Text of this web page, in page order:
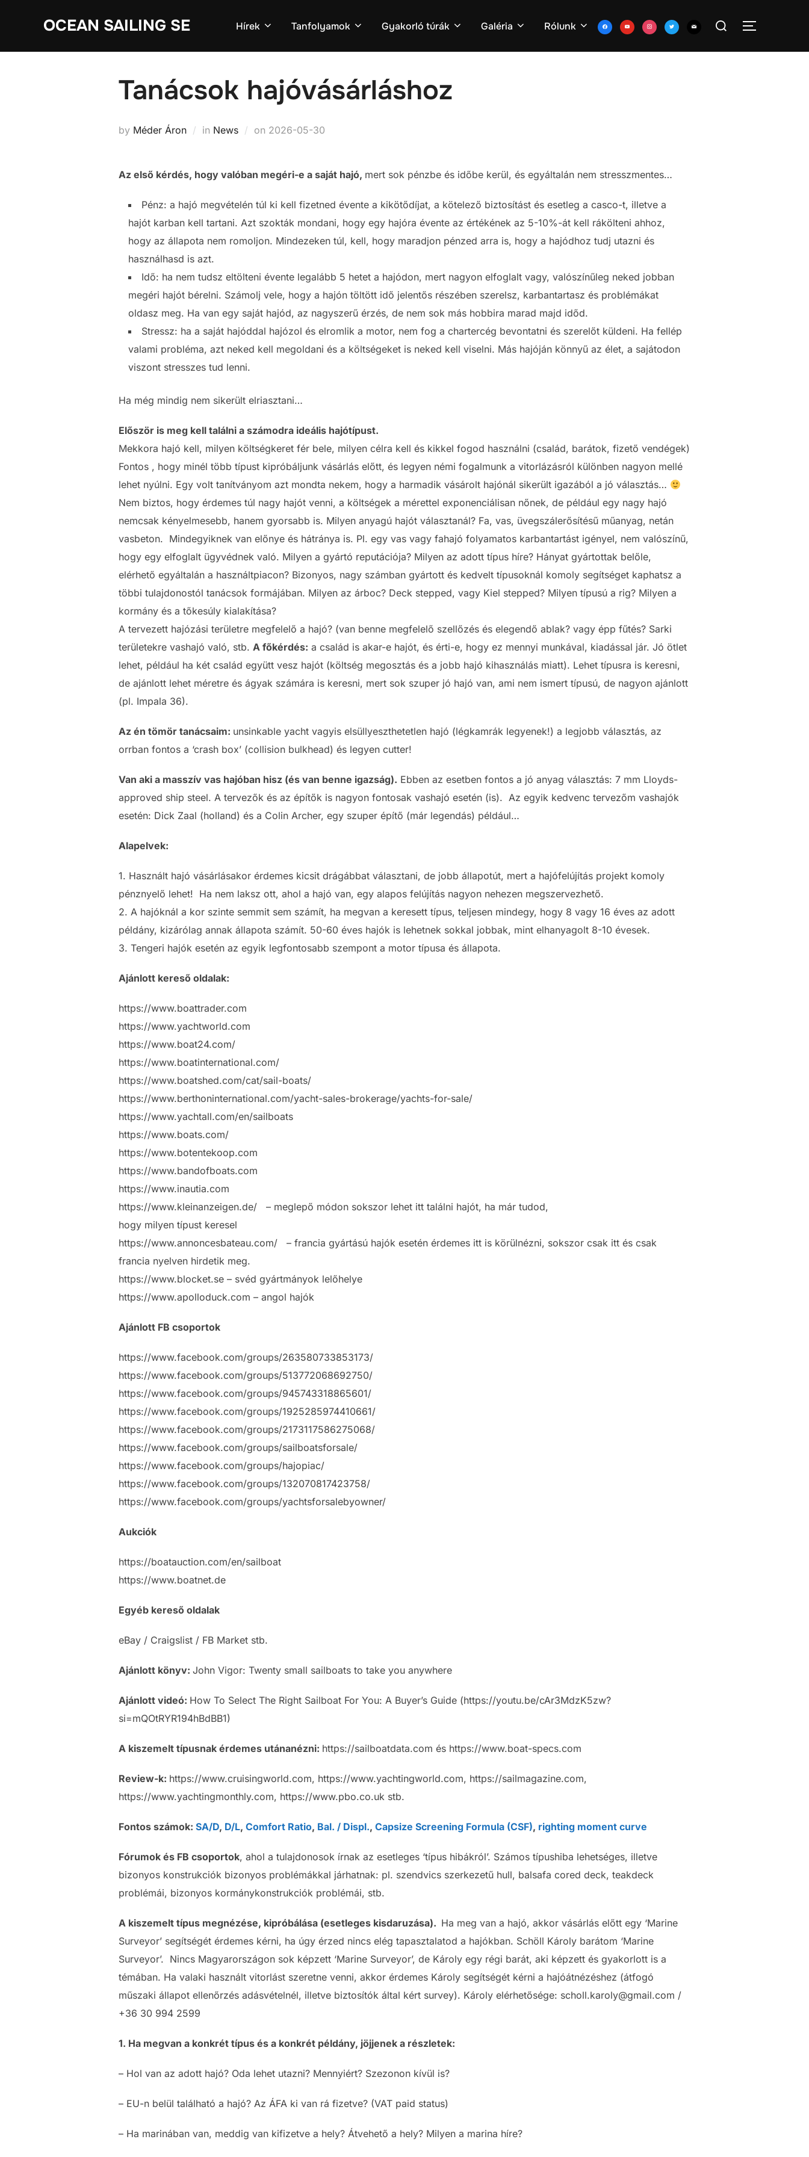
OCEAN SAILING SE Hírek Tanfolyamok Gyakorló túrák Galéria Rólunk facebookyoutubeinstagram
twittermail
Search
TOGGLE
Tanácsok hajóvásárláshoz
by Méder Áron in News on Posted
2026-05-30
Az első kérdés, hogy valóban megéri-e a saját hajó, mert sok pénzbe és időbe kerül, és egyáltalán nem stresszmentes…
Pénz: a hajó megvételén túl ki kell fizetned évente a kikötődíjat, a kötelező biztosítást és esetleg a casco-t, illetve a
hajót karban kell tartani. Azt szokták mondani, hogy egy hajóra évente az értékének az 5-10%-át kell rákölteni ahhoz,
hogy az állapota nem romoljon. Mindezeken túl, kell, hogy maradjon pénzed arra is, hogy a hajódhoz tudj utazni és
használhasd is azt.
Idő: ha nem tudsz eltölteni évente legalább 5 hetet a hajódon, mert nagyon elfoglalt vagy, valószínűleg neked jobban
megéri hajót bérelni. Számolj vele, hogy a hajón töltött idő jelentős részében szerelsz, karbantartasz és problémákat
oldasz meg. Ha van egy saját hajód, az nagyszerű érzés, de nem sok más hobbira marad majd időd.
Stressz: ha a saját hajóddal hajózol és elromlik a motor, nem fog a chartercég bevontatni és szerelőt küldeni. Ha fellép
valami probléma, azt neked kell megoldani és a költségeket is neked kell viselni. Más hajóján könnyű az élet, a sajátodon
viszont stresszes tud lenni.
Ha még mindig nem sikerült elriasztani…
Először is meg kell találni a számodra ideális hajótípust.
Mekkora hajó kell, milyen költségkeret fér bele, milyen célra kell és kikkel fogod használni (család, barátok, fizető vendégek)
Fontos , hogy minél több típust kipróbáljunk vásárlás előtt, és legyen némi fogalmunk a vitorlázásról különben nagyon mellé
lehet nyúlni. Egy volt tanítványom azt mondta nekem, hogy a harmadik vásárolt hajónál sikerült igazából a jó választás…
Nem biztos, hogy érdemes túl nagy hajót venni, a költségek a mérettel exponenciálisan nőnek, de például egy nagy hajó
nemcsak kényelmesebb, hanem gyorsabb is. Milyen anyagú hajót választanál? Fa, vas, üvegszálerősítésű műanyag, netán
vasbeton. Mindegyiknek van előnye és hátránya is. Pl. egy vas vagy fahajó folyamatos karbantartást igényel, nem valószínű,
hogy egy elfoglalt ügyvédnek való. Milyen a gyártó reputációja? Milyen az adott típus híre? Hányat gyártottak belőle,
elérhető egyáltalán a használtpiacon? Bizonyos, nagy számban gyártott és kedvelt típusoknál komoly segítséget kaphatsz a
többi tulajdonostól tanácsok formájában. Milyen az árboc? Deck stepped, vagy Kiel stepped? Milyen típusú a rig? Milyen a
kormány és a tőkesúly kialakítása?
A tervezett hajózási területre megfelelő a hajó? (van benne megfelelő szellőzés és elegendő ablak? vagy épp fűtés? Sarki
területekre vashajó való, stb. A főkérdés: a család is akar-e hajót, és érti-e, hogy ez mennyi munkával, kiadással jár. Jó ötlet
lehet, például ha két család együtt vesz hajót (költség megosztás és a jobb hajó kihasználás miatt). Lehet típusra is keresni,
de ajánlott lehet méretre és ágyak számára is keresni, mert sok szuper jó hajó van, ami nem ismert típusú, de nagyon ajánlott
(pl. Impala 36).
Az én tömör tanácsaim: unsinkable yacht vagyis elsüllyeszthetetlen hajó (légkamrák legyenek!) a legjobb választás, az
orrban fontos a ‘crash box’ (collision bulkhead) és legyen cutter!
Van aki a masszív vas hajóban hisz (és van benne igazság). Ebben az esetben fontos a jó anyag választás: 7 mm Lloyds-
approved ship steel. A tervezők és az építők is nagyon fontosak vashajó esetén (is). Az egyik kedvenc tervezőm vashajók
esetén: Dick Zaal (holland) és a Colin Archer, egy szuper építő (már legendás) például…
Alapelvek:
1. Használt hajó vásárlásakor érdemes kicsit drágábbat választani, de jobb állapotút, mert a hajófelújítás projekt komoly
pénznyelő lehet! Ha nem laksz ott, ahol a hajó van, egy alapos felújítás nagyon nehezen megszervezhető.
2. A hajóknál a kor szinte semmit sem számít, ha megvan a keresett típus, teljesen mindegy, hogy 8 vagy 16 éves az adott
példány, kizárólag annak állapota számít. 50-60 éves hajók is lehetnek sokkal jobbak, mint elhanyagolt 8-10 évesek.
3. Tengeri hajók esetén az egyik legfontosabb szempont a motor típusa és állapota.
Ajánlott kereső oldalak:
https://www.boattrader.com
https://www.yachtworld.com
https://www.boat24.com/
https://www.boatinternational.com/
https://www.boatshed.com/cat/sail-boats/
https://www.berthoninternational.com/yacht-sales-brokerage/yachts-for-sale/
https://www.yachtall.com/en/sailboats
https://www.boats.com/
https://www.botentekoop.com
https://www.bandofboats.com
https://www.inautia.com
https://www.kleinanzeigen.de/ – meglepő módon sokszor lehet itt találni hajót, ha már tudod,
hogy milyen típust keresel
https://www.annoncesbateau.com/ – francia gyártású hajók esetén érdemes itt is körülnézni, sokszor csak itt és csak
francia nyelven hirdetik meg.
https://www.blocket.se – svéd gyártmányok lelőhelye
https://www.apolloduck.com – angol hajók
Ajánlott FB csoportok
https://www.facebook.com/groups/263580733853173/
https://www.facebook.com/groups/513772068692750/
https://www.facebook.com/groups/945743318865601/
https://www.facebook.com/groups/1925285974410661/
https://www.facebook.com/groups/2173117586275068/
https://www.facebook.com/groups/sailboatsforsale/
https://www.facebook.com/groups/hajopiac/
https://www.facebook.com/groups/132070817423758/
https://www.facebook.com/groups/yachtsforsalebyowner/
Aukciók
https://boatauction.com/en/sailboat
https://www.boatnet.de
Egyéb kereső oldalak
eBay / Craigslist / FB Market stb.
Ajánlott könyv: John Vigor: Twenty small sailboats to take you anywhere
Ajánlott videó: How To Select The Right Sailboat For You: A Buyer’s Guide (https://youtu.be/cAr3MdzK5zw?
si=mQOtRYR194hBdBB1)
A kiszemelt típusnak érdemes utánanézni: https://sailboatdata.com és https://www.boat-specs.com
Review-k: https://www.cruisingworld.com, https://www.yachtingworld.com, https://sailmagazine.com,
https://www.yachtingmonthly.com, https://www.pbo.co.uk stb.
Fontos számok: SA/D, D/L, Comfort Ratio, Bal. / Displ., Capsize Screening Formula (CSF), righting moment curve
Fórumok és FB csoportok, ahol a tulajdonosok írnak az esetleges ‘típus hibákról’. Számos típushiba lehetséges, illetve
bizonyos konstrukciók bizonyos problémákkal járhatnak: pl. szendvics szerkezetű hull, balsafa cored deck, teakdeck
problémái, bizonyos kormánykonstrukciók problémái, stb.
A kiszemelt típus megnézése, kipróbálása (esetleges kisdaruzása). Ha meg van a hajó, akkor vásárlás előtt egy ‘Marine
Surveyor’ segítségét érdemes kérni, ha úgy érzed nincs elég tapasztalatod a hajókban. Schöll Károly barátom ‘Marine
Surveyor’. Nincs Magyarországon sok képzett ‘Marine Surveyor’, de Károly egy régi barát, aki képzett és gyakorlott is a
témában. Ha valaki használt vitorlást szeretne venni, akkor érdemes Károly segítségét kérni a hajóátnézéshez (átfogó
műszaki állapot ellenőrzés adásvételnél, illetve biztosítók által kért survey). Károly elérhetősége: scholl.karoly@gmail.com /
+36 30 994 2599
1. Ha megvan a konkrét típus és a konkrét példány, jöjjenek a részletek:
– Hol van az adott hajó? Oda lehet utazni? Mennyiért? Szezonon kívül is?
– EU-n belül található a hajó? Az ÁFA ki van rá fizetve? (VAT paid status)
– Ha marinában van, meddig van kifizetve a hely? Átvehető a hely? Milyen a marina híre?